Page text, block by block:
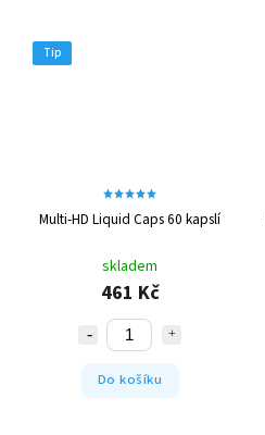
Tip
Multi-HD Liquid Caps 60 kapslí
skladem
461 Kč
Do košíku